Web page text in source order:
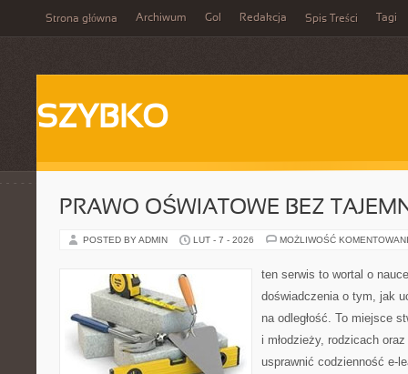
Strona główna Archiwum Gol Redakcja Spis Treści Tagi
SZYBKO
PRAWO OŚWIATOWE BEZ
POSTED BY ADMIN LUT - 7 - 2026 MOŻLIWOŚĆ
ten serwis to wortal o
doświadczenia o tym, jak
na odległość. To miejsce
i młodzieży, rodzicach
usprawnić codzienność e-